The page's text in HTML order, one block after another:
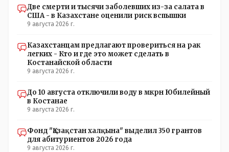
усмотрению: - их мгновенно лишать возможности идти
на выборы и не дадут им места в будущем Курултае: -
партиями.
Две смерти и тысячи заболевших из-за салата в
США - в Казахстане оценили риск вспышки
9 августа 2026 г.
Казахстанцам предлагают провериться на рак
легких - Кто и где это может сделать в
Костанайской области
9 августа 2026 г.
До 10 августа отключили воду в мкрн Юбилейный
в Костанае
9 августа 2026 г.
Фонд "Қазақстан халқына" выделил 350 грантов
для абитуриентов 2026 года
9 августа 2026 г.